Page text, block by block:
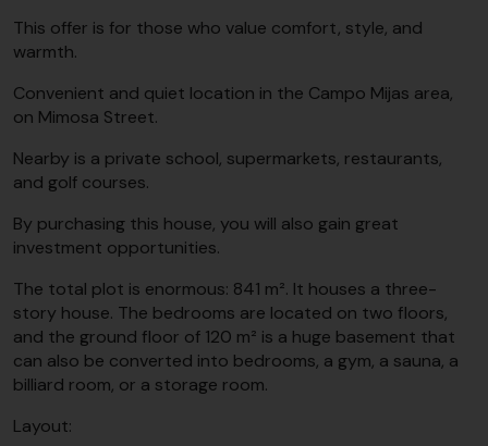
This offer is for those who value comfort, style, and
warmth.
Convenient and quiet location in the Campo Mijas area,
on Mimosa Street.
Nearby is a private school, supermarkets, restaurants,
and golf courses.
By purchasing this house, you will also gain great
investment opportunities.
The total plot is enormous: 841 m². It houses a three-
story house. The bedrooms are located on two floors,
and the ground floor of 120 m² is a huge basement that
can also be converted into bedrooms, a gym, a sauna, a
billiard room, or a storage room.
Layout: